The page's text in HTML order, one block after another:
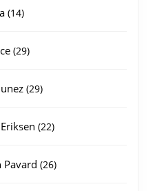
1414
2929
2929
2222
Pavard 2626